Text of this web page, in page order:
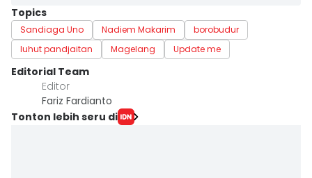
Topics
Sandiaga Uno Nadiem Makarim
borobudur
luhut pandjaitan
Magelang Update me
Editorial Team
Editor
Fariz Fardianto
Tonton lebih seru di